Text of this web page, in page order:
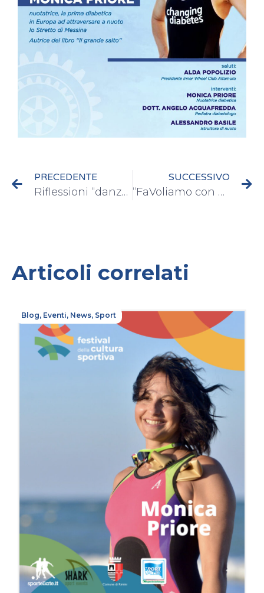
PRECEDENTE
Riflessioni “danzanti”
SUCCESSIVO
“FaVoliamo con Denny” – Policlinico Universitario Messina
Articoli correlati
Blog, Eventi, News, Sport